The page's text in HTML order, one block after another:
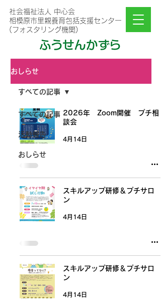
社会福祉法人 中心会
相模原市里親養育包括支援センター
(フォスタリング機関)
おしらせ
すべての記事
活動報告
おしらせ
すべての記事
2026年 Zoom開催 プチ相
談会
4月14日
スキルアップ研修＆プチサロ
ン
4月14日
スキルアップ研修＆プチサロ
ン
4月14日